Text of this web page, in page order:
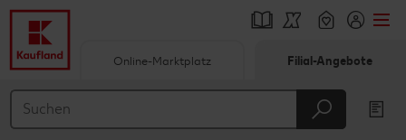
Hauptinhalt
Online-Marktplatz Filial-Angebote